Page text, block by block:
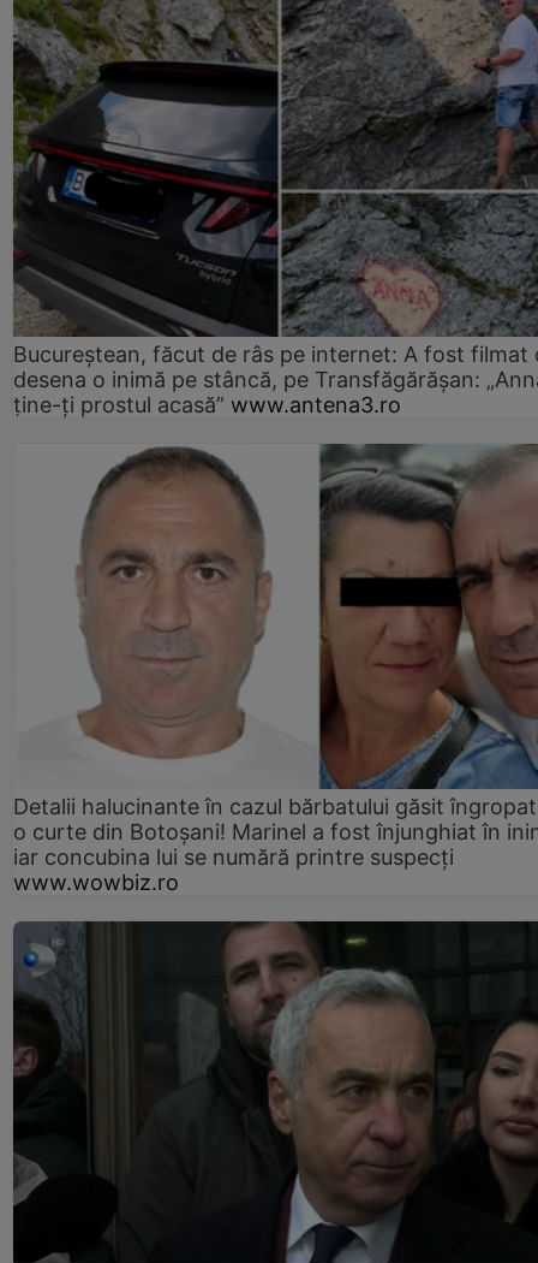
Bucureștean, făcut de râs pe internet: A fost filmat
desena o inimă pe stâncă, pe Transfăgărășan:
ține-ți prostul acasă” www.antena3.ro
Detalii halucinante în cazul bărbatului găsit
o curte din Botoșani! Marinel a fost înjunghiat în
iar concubina lui se numără printre suspecți
www.wowbiz.ro